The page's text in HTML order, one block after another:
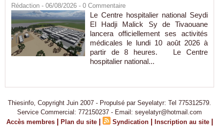
Rédaction - 06/08/2026 - 0 Commentaire
Le Centre hospitalier national Seydi
El Hadji Malick Sy de Tivaouane
lancera officiellement ses activités
médicales le lundi 10 août 2026 à
partir de 8 heures. Le Centre
hospitalier national...
Thiesinfo, Copyright Juin 2007 - Propulsé par Seyelatyr: Tel 775312579.
Service Commercial: 772150237 - Email: seyelatyr@hotmail.com
Accès membres | Plan du site | Syndication | Inscription au site |